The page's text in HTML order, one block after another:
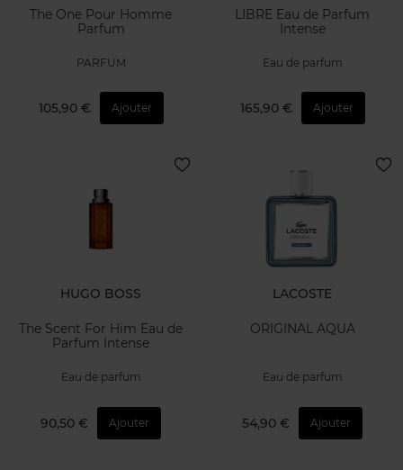
The One Pour Homme
Parfum
PARFUM
105,90 € Ajouter
LIBRE Eau de Parfum
Intense
Eau de parfum
165,90 € Ajouter
HUGO BOSS
The Scent For Him Eau de
Parfum Intense
Eau de parfum
90,50 € Ajouter
LACOSTE
ORIGINAL AQUA
Eau de parfum
54,90 € Ajouter